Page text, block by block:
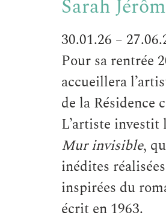
Sarah
30.01.26 –
Pour sa rentrée
accueillera
de la Résidence
L’artiste investit
Mur invisible,
inédites
inspirées du
écrit en 1963.